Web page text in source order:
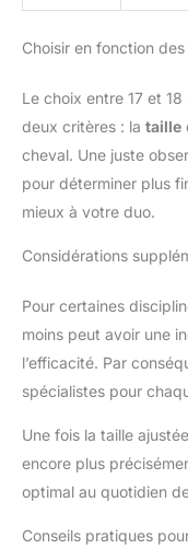
Choisir en fonction
Le choix entre 17 et
deux critères : la taille
cheval. Une juste
pour déterminer plus
mieux à votre duo.
Considérations
Pour certaines
moins peut avoir une
l’efficacité. Par
spécialistes pour
Une fois la taille
encore plus
optimal au quotidien
Conseils pratiques